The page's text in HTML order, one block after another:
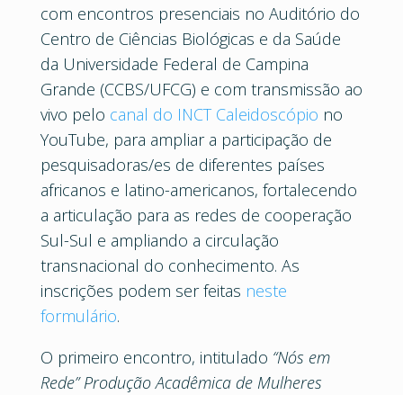
com encontros presenciais no Auditório do
Centro de Ciências Biológicas e da Saúde
da Universidade Federal de Campina
Grande (CCBS/UFCG) e com transmissão ao
vivo pelo canal do INCT Caleidoscópio no
YouTube, para ampliar a participação de
pesquisadoras/es de diferentes países
africanos e latino-americanos, fortalecendo
a articulação para as redes de cooperação
Sul-Sul e ampliando a circulação
transnacional do conhecimento. As
inscrições podem ser feitas neste
formulário.
O primeiro encontro, intitulado “Nós em
Rede” Produção Acadêmica de Mulheres